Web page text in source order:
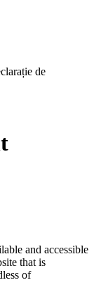
de
and accessible
that is
of